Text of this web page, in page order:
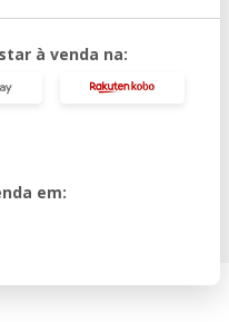
à venda na:
em: